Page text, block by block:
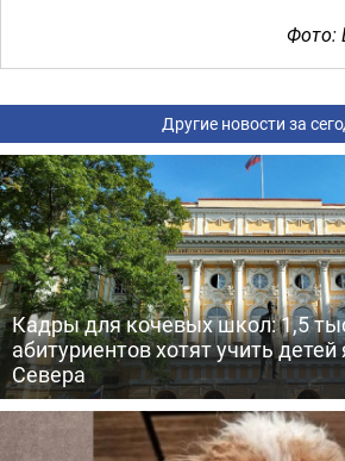
Фото:
Другие новости за
Кадры для кочевых школ: 1,5
абитуриентов хотят учить
Севера